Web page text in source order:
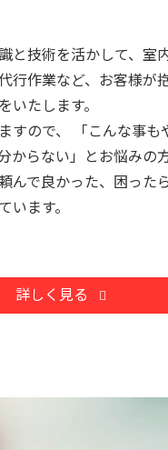
と技術を活かして、室
行作業など、お客様が
たします。
すので、 「こんな事も
からない」とお悩みの
んで良かった、困った
ます。
詳しく見る